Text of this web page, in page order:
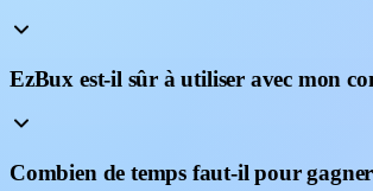
EzBux est-il sûr à utiliser avec mon
Combien de temps faut-il pour